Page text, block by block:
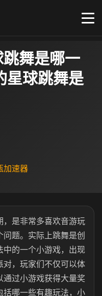
舞是哪一
星球跳舞是
加速器
，是非常多喜欢音游玩
题。实际上跳舞是创
中的一个小游戏，出现
对，玩家们不仅可以体
过小游戏获得大量奖
括哪一些有趣玩法，小